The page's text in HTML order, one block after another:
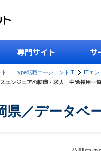
専門サイト サ
type転職エージェントIT ITエン
エンジニアの転職・求人・中途採用一覧
県／データベ